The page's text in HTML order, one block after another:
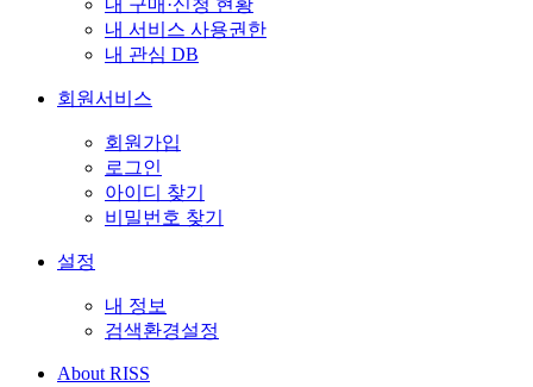
내 구매·신청 현황
내 서비스 사용권한
내 관심 DB
회원서비스
회원가입
로그인
아이디 찾기
비밀번호 찾기
설정
내 정보
검색환경설정
About RISS